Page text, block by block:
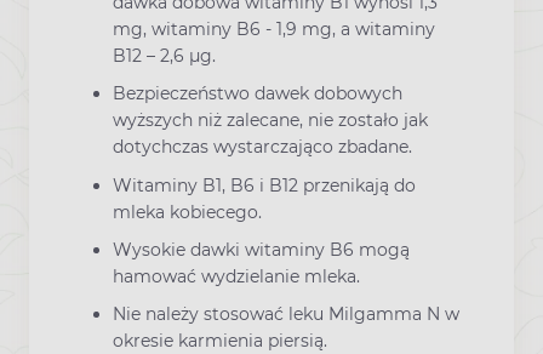
mg, witaminy B6 - 1,9 mg, a witaminy
B12 – 2,6 μg.
Bezpieczeństwo dawek dobowych
wyższych niż zalecane, nie zostało jak
dotychczas wystarczająco zbadane.
Witaminy B1, B6 i B12 przenikają do
mleka kobiecego.
Wysokie dawki witaminy B6 mogą
hamować wydzielanie mleka.
Nie należy stosować leku Milgamma N w
okresie karmienia piersią.